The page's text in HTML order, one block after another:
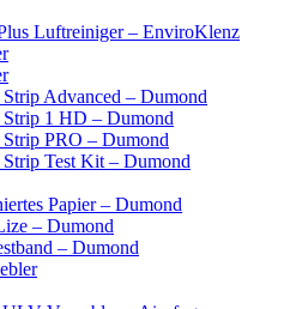
Luftreiniger – EnviroKlenz
Strip Advanced – Dumond
Strip 1 HD – Dumond
Strip PRO – Dumond
Strip Test Kit – Dumond
Papier – Dumond
– Dumond
– Dumond